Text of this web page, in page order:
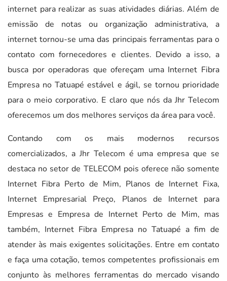
internet para realizar as suas atividades diárias. Além de
emissão de notas ou organização administrativa, a
internet tornou-se uma das principais ferramentas para o
contato com fornecedores e clientes. Devido a isso, a
busca por operadoras que ofereçam uma Internet Fibra
Empresa no Tatuapé estável e ágil, se tornou prioridade
para o meio corporativo. E claro que nós da Jhr Telecom
oferecemos um dos melhores serviços da área para você.
Contando com os mais modernos recursos
comercializados, a Jhr Telecom é uma empresa que se
destaca no setor de TELECOM pois oferece não somente
Internet Fibra Perto de Mim, Planos de Internet Fixa,
Internet Empresarial Preço, Planos de Internet para
Empresas e Empresa de Internet Perto de Mim, mas
também, Internet Fibra Empresa no Tatuapé a fim de
atender às mais exigentes solicitações. Entre em contato
e faça uma cotação, temos competentes profissionais em
conjunto às melhores ferramentas do mercado visando